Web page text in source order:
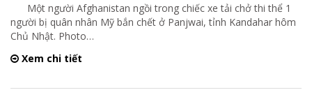
Một người Afghanistan ngồi trong chiếc xe tải chở thi thể 1
người bị quân nhân Mỹ bắn chết ở Panjwai, tỉnh Kandahar hôm
Chủ Nhật. Photo…
Xem chi tiết